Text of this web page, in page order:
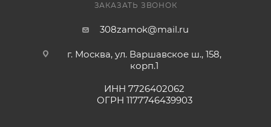
ЗАКАЗАТЬ ЗВОНОК
308zamok@mail.ru
г. Москва, ул. Варшавское ш., 158,
корп.1
ИНН 7726402062
ОГРН 1177746439903